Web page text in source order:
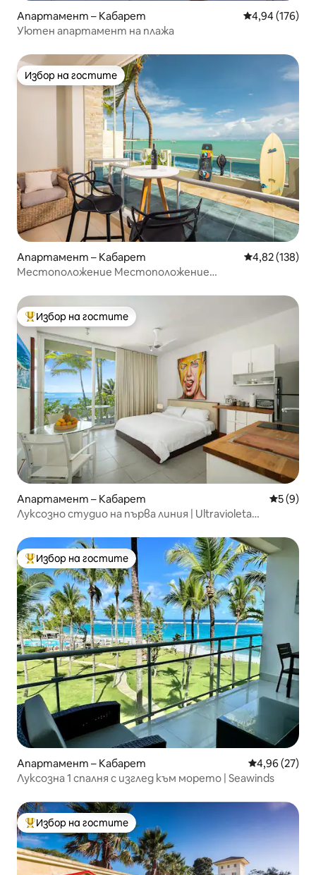
Апартамент – Кабарет Средна
4,94 (176)
Уютен апартамент на плажа
Избор на гостите
Избор на гостите
Апартамент – Кабарет Средна
4,82 (138)
Местоположение Местоположение
Най-популярен избор на гостите
Избор на гостите
Апартамент – Кабарет Средна
5 (9)
Луксозно студио на първа линия | Ultravioleta
Най-популярен избор на гостите
Избор на гостите
Апартамент – Кабарет Средна
4,96 (27)
Луксозна 1 спалня с изглед към морето | Seawinds
Най-популярен избор на гостите
Избор на гостите